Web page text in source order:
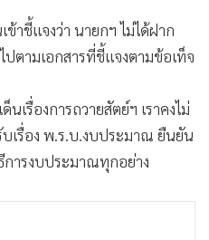
ชี้แจงว่า นายกฯ ไม่ได้ฝาก
ปตามเอกสารที่ชี้แจงตามข้อเท็จ
เรื่องการถวายสัตย์ฯ เราคงไม่
เรื่อง พ.ร.บ.งบประมาณ ยืนยัน
การงบประมาณทุกอย่าง